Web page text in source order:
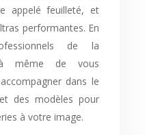
appelé feuilleté, et
performantes. En
de la
même de vous
dans le
des modèles pour
à votre image.